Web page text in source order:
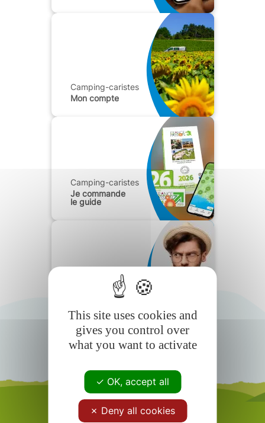
Camping-caristes
Mon compte
Camping-caristes
Je commande
le guide
Camping-caristes
This site uses cookies and
gives you control over
what you want to activate
OK, accept all
Deny all cookies